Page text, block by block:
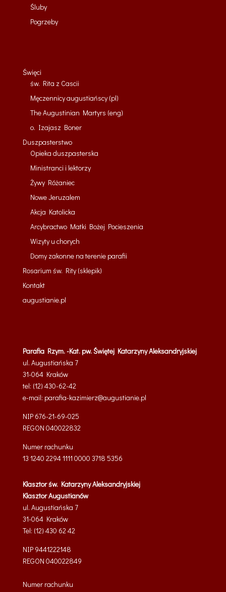
Śluby
Pogrzeby
Święci
św. Rita z Cascii
Męczennicy augustiańscy (pl)
The Augustinian Martyrs (eng)
o. Izajasz Boner
Duszpasterstwo
Opieka duszpasterska
Ministranci i lektorzy
Żywy Różaniec
Nowe Jeruzalem
Akcja Katolicka
Arcybractwo Matki Bożej Pocieszenia
Wizyty u chorych
Domy zakonne na terenie parafii
Rosarium św. Rity (sklepik)
Kontakt
augustianie.pl
Parafia Rzym. -Kat. pw. Świętej Katarzyny Aleksandryjskiej
ul. Augustiańska 7
31-064 Kraków
tel: (12) 430-62-42
e-mail: parafia-kazimierz@augustianie.pl
NIP 676-21-69-025
REGON 040022832
Numer rachunku
13 1240 2294 1111 0000 3718 5356
Klasztor św. Katarzyny Aleksandryjskiej
Klasztor Augustianów
ul. Augustiańska 7
31-064 Kraków
Tel: (12) 430 62 42
NIP 9441222148
REGON 040022849
Numer rachunku